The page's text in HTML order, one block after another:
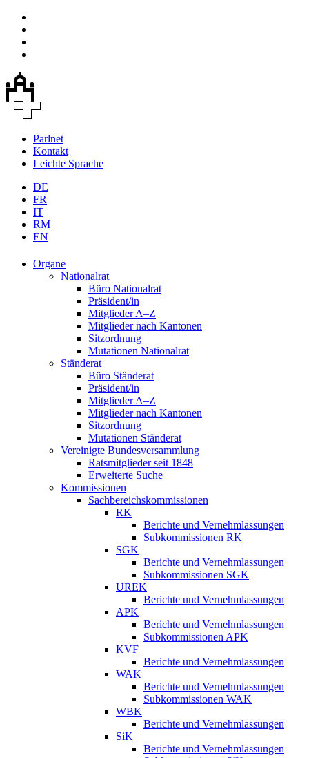
Parlnet
Kontakt
Leichte Sprache
DE
FR
IT
RM
EN
Organe
Nationalrat
Büro Nationalrat
Präsident/in
Mitglieder A–Z
Mitglieder nach Kantonen
Sitzordnung
Mutationen Nationalrat
Ständerat
Büro Ständerat
Präsident/in
Mitglieder A–Z
Mitglieder nach Kantonen
Sitzordnung
Mutationen Ständerat
Vereinigte Bundesversammlung
Ratsmitglieder seit 1848
Erweiterte Suche
Kommissionen
Sachbereichskommissionen
RK
Berichte und Vernehmlassungen
Subkommissionen RK
SGK
Berichte und Vernehmlassungen
Subkommissionen SGK
UREK
Berichte und Vernehmlassungen
APK
Berichte und Vernehmlassungen
Subkommissionen APK
KVF
Berichte und Vernehmlassungen
WAK
Berichte und Vernehmlassungen
Subkommissionen WAK
WBK
Berichte und Vernehmlassungen
SiK
Berichte und Vernehmlassungen